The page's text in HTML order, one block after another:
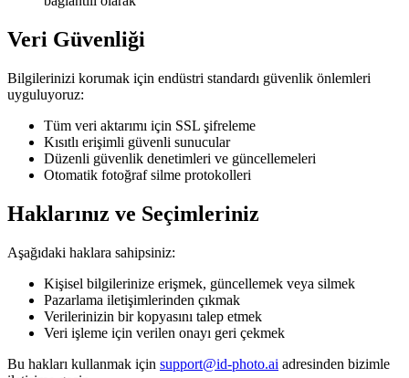
Veri Güvenliği
Bilgilerinizi korumak için endüstri standardı güvenlik önlemleri
uyguluyoruz:
Tüm veri aktarımı için SSL şifreleme
Kısıtlı erişimli güvenli sunucular
Düzenli güvenlik denetimleri ve güncellemeleri
Otomatik fotoğraf silme protokolleri
Haklarınız ve Seçimleriniz
Aşağıdaki haklara sahipsiniz:
Kişisel bilgilerinize erişmek, güncellemek veya silmek
Pazarlama iletişimlerinden çıkmak
Verilerinizin bir kopyasını talep etmek
Veri işleme için verilen onayı geri çekmek
Bu hakları kullanmak için support@id-photo.ai adresinden bizimle